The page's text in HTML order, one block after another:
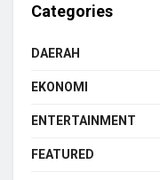
Categories
DAERAH
EKONOMI
ENTERTAINMENT
FEATURED